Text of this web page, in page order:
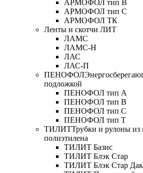
АРМОФОЛ тип В
АРМОФОЛ тип C
АРМОФОЛ ТК
Ленты и скотчи ЛИТ
ЛАМС
ЛАМС-Н
ЛАС
ЛАС-П
ПЕНОФОЛ
подложкой
ПЕНОФОЛ тип А
ПЕНОФОЛ тип B
ПЕНОФОЛ тип C
ПЕНОФОЛ тип T
ТИЛИТТрубки и рулоны из
полиэтилена
ТИЛИТ Базис
ТИЛИТ Блэк Стар
ТИЛИТ Блэк Стар